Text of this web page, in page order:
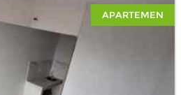
APARTEMEN